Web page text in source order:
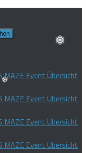
❅
MAZE Event Übersicht
MAZE Event Übersicht
MAZE Event Übersicht
MAZE Event Übersicht